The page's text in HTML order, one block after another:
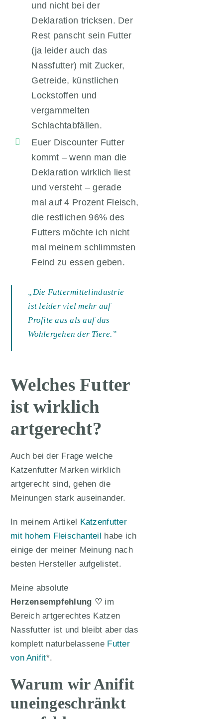
und nicht bei der
Deklaration tricksen. Der
Rest panscht sein Futter
(ja leider auch das
Nassfutter) mit Zucker,
Getreide, künstlichen
Lockstoffen und
vergammelten
Schlachtabfällen.
Euer Discounter Futter
kommt – wenn man die
Deklaration wirklich liest
und versteht – gerade
mal auf 4 Prozent Fleisch,
die restlichen 96% des
Futters möchte ich nicht
mal meinem schlimmsten
Feind zu essen geben.
„Die Futtermittelindustrie
ist leider viel mehr auf
Profite aus als auf das
Wohlergehen der Tiere.”
Welches Futter
ist wirklich
artgerecht?
Auch bei der Frage welche
Katzenfutter Marken wirklich
artgerecht sind, gehen die
Meinungen stark auseinander.
In meinem Artikel Katzenfutter
mit hohem Fleischanteil habe ich
einige der meiner Meinung nach
besten Hersteller aufgelistet.
Meine absolute
Herzensempfehlung ♡im
Bereich artgerechtes Katzen
Nassfutter ist und bleibt aber das
komplett naturbelassene Futter
von Anifit*.
Warum wir Anifit
uneingeschränkt